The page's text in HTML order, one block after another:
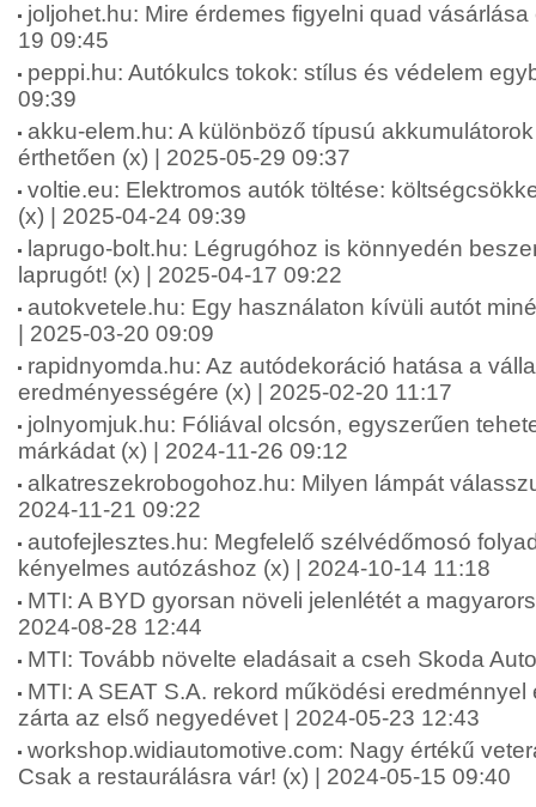
joljohet.hu: Mire érdemes figyelni quad
19 09:45
peppi.hu: Autókulcs tokok: stílus és védelem
09:39
akku-elem.hu: A különböző típusú
érthetően (x) | 2025-05-29 09:37
voltie.eu: Elektromos autók töltése:
(x) | 2025-04-24 09:39
laprugo-bolt.hu: Légrugóhoz is könnyedén
laprugót! (x) | 2025-04-17 09:22
autokvetele.hu: Egy használaton kívüli autót
| 2025-03-20 09:09
rapidnyomda.hu: Az autódekoráció hatása a
eredményességére (x) | 2025-02-20 11:17
jolnyomjuk.hu: Fóliával olcsón, egyszerűen
márkádat (x) | 2024-11-26 09:12
alkatreszekrobogohoz.hu: Milyen lámpát
2024-11-21 09:22
autofejlesztes.hu: Megfelelő szélvédőmosó
kényelmes autózáshoz (x) | 2024-10-14 11:18
MTI: A BYD gyorsan növeli jelenlétét a
2024-08-28 12:44
MTI: Tovább növelte eladásait a cseh Skoda
MTI: A SEAT S.A. rekord működési
zárta az első negyedévet | 2024-05-23 12:43
workshop.widiautomotive.com: Nagy értékű
Csak a restaurálásra vár! (x) | 2024-05-15 09:40